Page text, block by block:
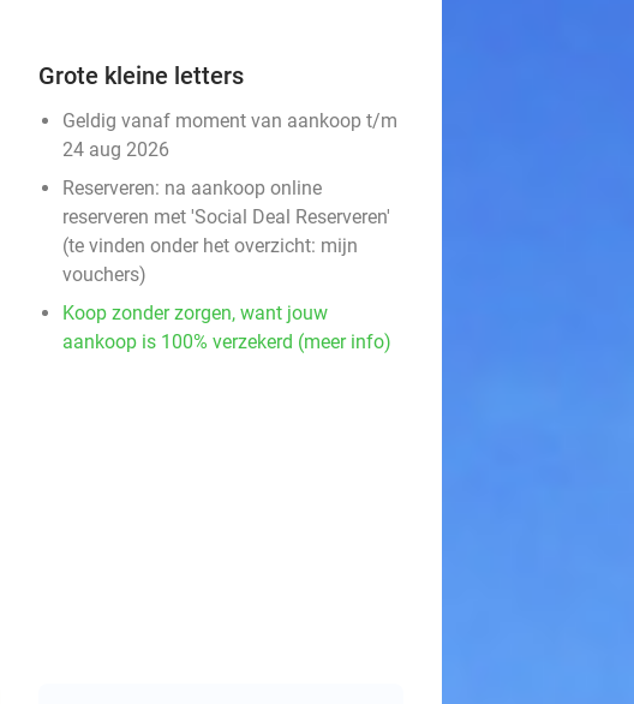
Grote kleine letters
Geldig vanaf moment van aankoop t/m
24 aug 2026
Reserveren: na aankoop online
reserveren met 'Social Deal Reserveren'
(te vinden onder het overzicht: mijn
vouchers)
Koop zonder zorgen, want jouw
aankoop is 100% verzekerd (meer info)